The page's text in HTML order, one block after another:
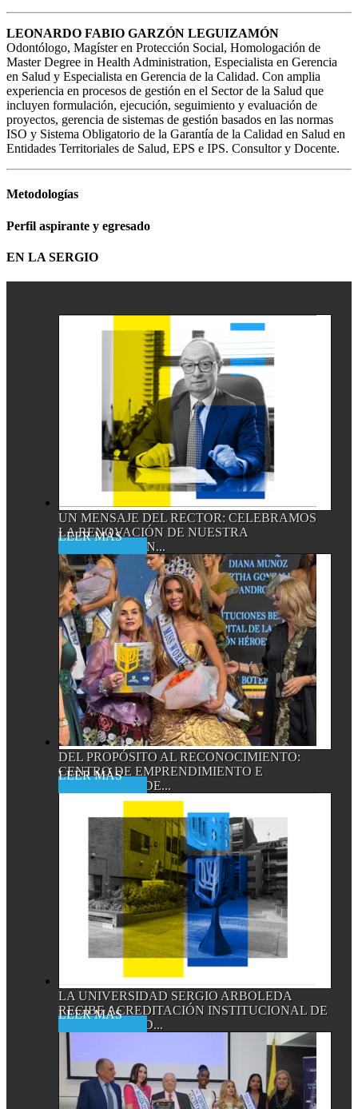
LEONARDO FABIO GARZÓN LEGUIZAMÓN
Odontólogo, Magíster en Protección Social, Homologación de
Master Degree in Health Administration, Especialista en Gerencia
en Salud y Especialista en Gerencia de la Calidad. Con amplia
experiencia en procesos de gestión en el Sector de la Salud que
incluyen formulación, ejecución, seguimiento y evaluación de
proyectos, gerencia de sistemas de gestión basados en las normas
ISO y Sistema Obligatorio de la Garantía de la Calidad en Salud en
Entidades Territoriales de Salud, EPS e IPS. Consultor y Docente.
Metodologías
Perfil aspirante y egresado
EN LA SERGIO
UN MENSAJE DEL RECTOR: CELEBRAMOS
LA RENOVACIÓN DE NUESTRA
ACREDITACIÓN...
DEL PROPÓSITO AL RECONOCIMIENTO:
CENTRO DE EMPRENDIMIENTO E
INNOVACIÓN DE...
LA UNIVERSIDAD SERGIO ARBOLEDA
RECIBE ACREDITACIÓN INSTITUCIONAL DE
ALTA CALIDAD...